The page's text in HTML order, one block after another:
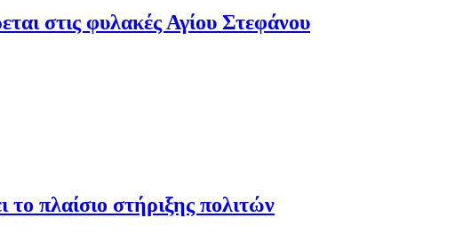
στις φυλακές Αγίου Στεφάνου
πλαίσιο στήριξης πολιτών